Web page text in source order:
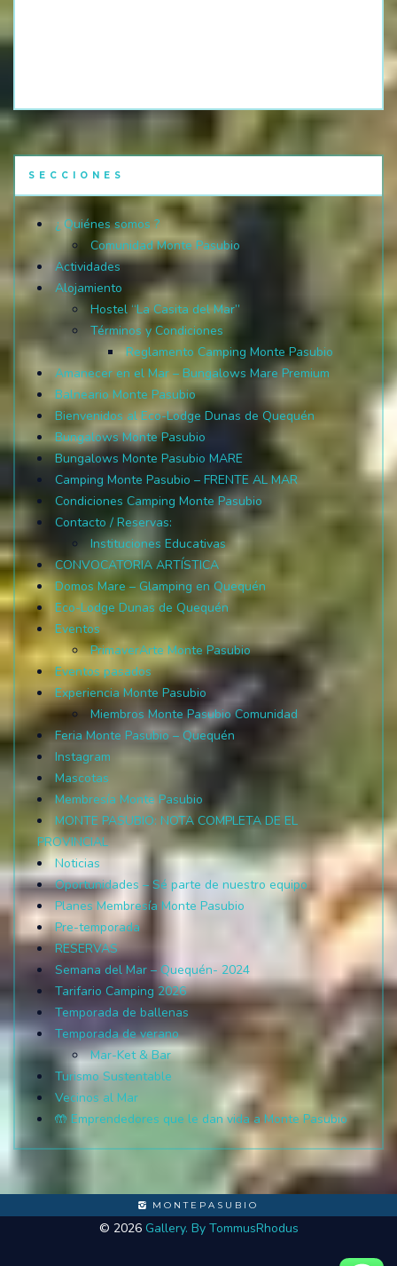
SECCIONES
¿ Quiénes somos ?
Comunidad Monte Pasubio
Actividades
Alojamiento
Hostel “La Casita del Mar”
Términos y Condiciones
Reglamento Camping Monte Pasubio
Amanecer en el Mar – Bungalows Mare Premium
Balneario Monte Pasubio
Bienvenidos al Eco-Lodge Dunas de Quequén
Bungalows Monte Pasubio
Bungalows Monte Pasubio MARE
Camping Monte Pasubio – FRENTE AL MAR
Condiciones Camping Monte Pasubio
Contacto / Reservas:
Instituciones Educativas
CONVOCATORIA ARTÍSTICA
Domos Mare – Glamping en Quequén
Eco-Lodge Dunas de Quequén
Eventos
PrimaverArte Monte Pasubio
Eventos pasados
Experiencia Monte Pasubio
Miembros Monte Pasubio Comunidad
Feria Monte Pasubio – Quequén
Instagram
Mascotas
Membresía Monte Pasubio
MONTE PASUBIO: NOTA COMPLETA DE EL
PROVINCIAL
Noticias
Oportunidades – Sé parte de nuestro equipo
Planes Membresía Monte Pasubio
Pre-temporada
RESERVAS
Semana del Mar – Quequén- 2024
Tarifario Camping 2026
Temporada de ballenas
Temporada de verano
Mar-Ket & Bar
Turismo Sustentable
Vecinos al Mar
🤲 Emprendedores que le dan vida a Monte Pasubio
MONTEPASUBIO
© 2026 Gallery. By TommusRhodus